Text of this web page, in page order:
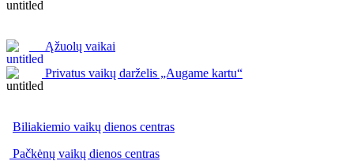
Ąžuolų vaikai
Privatus vaikų darželis „Augame kartu“
Biliakiemio vaikų dienos centras
Pačkėnų vaikų dienos centras